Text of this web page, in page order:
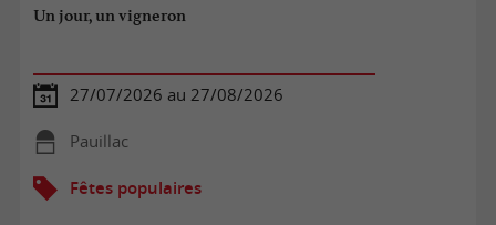
Un jour, un vigneron
27/07/2026 au 27/08/2026
Pauillac
Fêtes populaires